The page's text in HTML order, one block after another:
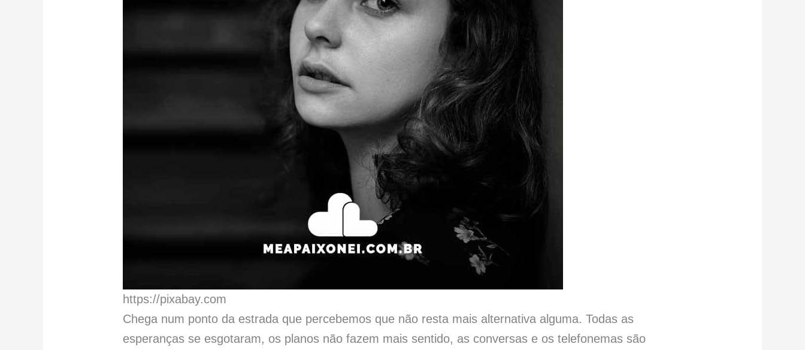
https://pixabay.com
Chega num ponto da estrada que percebemos que não resta mais alternativa alguma. Todas as
esperanças se esgotaram, os planos não fazem mais sentido, as conversas e os telefonemas são